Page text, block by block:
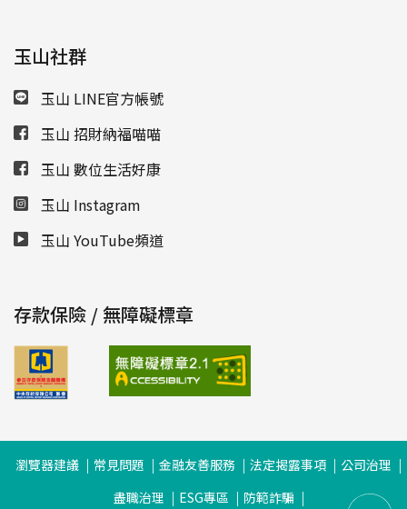
玉山社群
玉山 LINE官方帳號
玉山 招財納福喵喵
玉山 數位生活好康
玉山 Instagram
玉山 YouTube頻道
存款保險 / 無障礙標章
瀏覽器建議 常見問題 金融友善服務 法定揭露事項
公司治理
盡職治理
ESG專區 防範詐騙